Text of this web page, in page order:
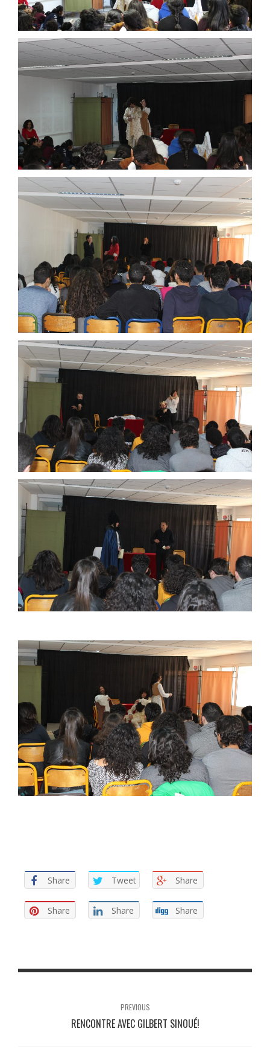
Share Tweet Share
Share Share Share
PREVIOUS
RENCONTRE AVEC GILBERT SINOUÉ!